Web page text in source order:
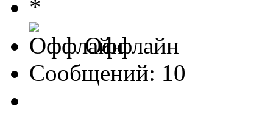
Оффлайн
Сообщений: 10